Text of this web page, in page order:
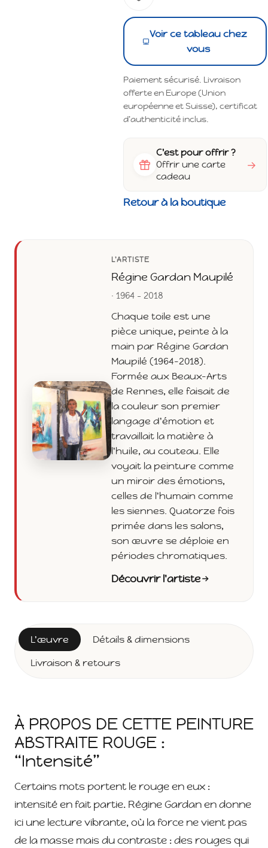
Voir ce tableau chez
vous
Paiement sécurisé. Livraison
offerte en Europe (Union
européenne et Suisse), certificat
d'authenticité inclus.
C'est pour offrir ?
Offrir une carte
cadeau
→
Retour à la boutique
L'ARTISTE
Régine Gardan Maupilé
· 1964 - 2018
Chaque toile est une
pièce unique, peinte à la
main par Régine Gardan
Maupilé (1964-2018).
Formée aux Beaux-Arts
de Rennes, elle faisait de
la couleur son premier
langage d'émotion et
travaillait la matière à
l'huile, au couteau. Elle
voyait la peinture comme
un miroir des émotions,
celles de l'humain comme
les siennes. Quatorze fois
primée dans les salons,
son œuvre se déploie en
périodes chromatiques.
Découvrir l'artiste
L'œuvre
Détails & dimensions
Livraison & retours
À PROPOS DE CETTE PEINTURE
ABSTRAITE ROUGE :
“Intensité”
Certains mots portent le rouge en eux :
intensité en fait partie. Régine Gardan en donne
ici une lecture vibrante, où la force ne vient pas
de la masse mais du contraste : des rouges qui